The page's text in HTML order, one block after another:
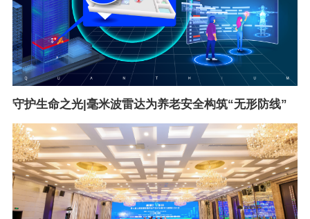
守护生命之光|毫米波雷达为养老安全构筑“无形防线”